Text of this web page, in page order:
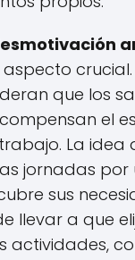
aspecto
que los
el
La idea
jornadas por
sus
llevar a que
actividades,